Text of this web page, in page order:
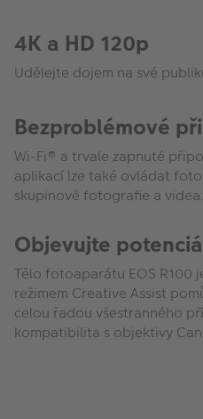
4K a HD 120p
Udělejte dojem na své
Bezproblémové
Wi-Fi® a trvale zapnuté
aplikací lze také ovládat
skupinové fotografie a videa.
Objevujte
Tělo fotoaparátu EOS
režimem Creative Assist
celou řadou všestranného
kompatibilita s objektivy